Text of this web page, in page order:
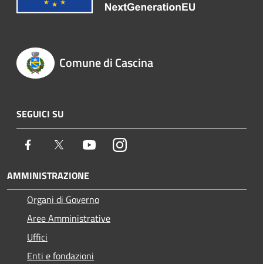
Comune di Cascina
SEGUICI SU
Facebook Twitter YoutubeInstagram
AMMINISTRAZIONE
Organi di Governo
Aree Amministrative
Uffici
Enti e fondazioni